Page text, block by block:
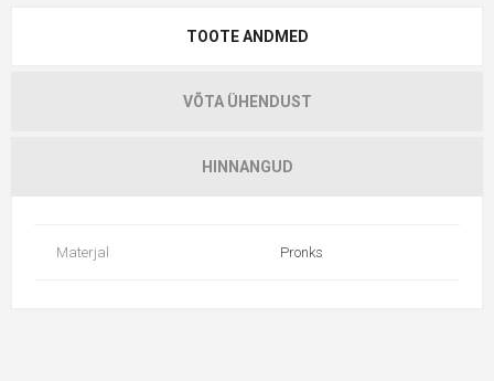
TOOTE ANDMED
VÕTA ÜHENDUST
HINNANGUD
Materjal Pronks